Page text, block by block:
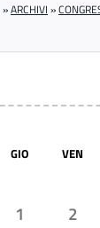
»ARCHIVI »
GIO VEN
1 2